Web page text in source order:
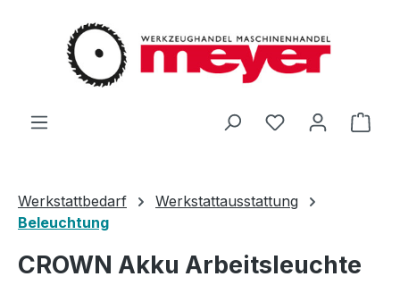
Zum Hauptinhalt springen
Du hast 0
Werkstattbedarf
Werkstattausstattung
Beleuchtung
CROWN Akku Arbeitsleuchte